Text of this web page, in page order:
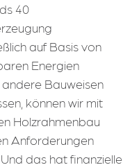
40
auf Basis von
Energien
Bauweisen
können wir mit
Holzrahmenbau
Anforderungen
das hat finanzielle